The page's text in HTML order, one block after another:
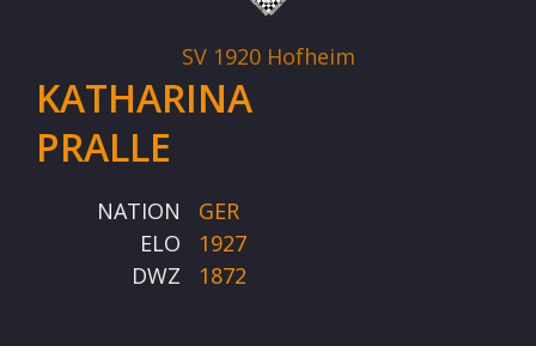
SV 1920 Hofheim
KATHARINA
PRALLE
NATION
GER
ELO
1927
DWZ
1872